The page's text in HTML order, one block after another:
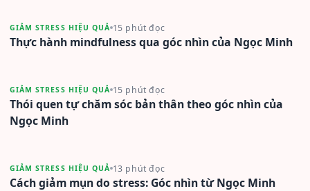
GIẢM STRESS HIỆU QUẢ 15 phút đọc
Thực hành mindfulness qua góc nhìn của Ngọc Minh
GIẢM STRESS HIỆU QUẢ 15 phút đọc
Thói quen tự chăm sóc bản thân theo góc nhìn của
Ngọc Minh
GIẢM STRESS HIỆU QUẢ 13 phút đọc
Cách giảm mụn do stress: Góc nhìn từ Ngọc Minh